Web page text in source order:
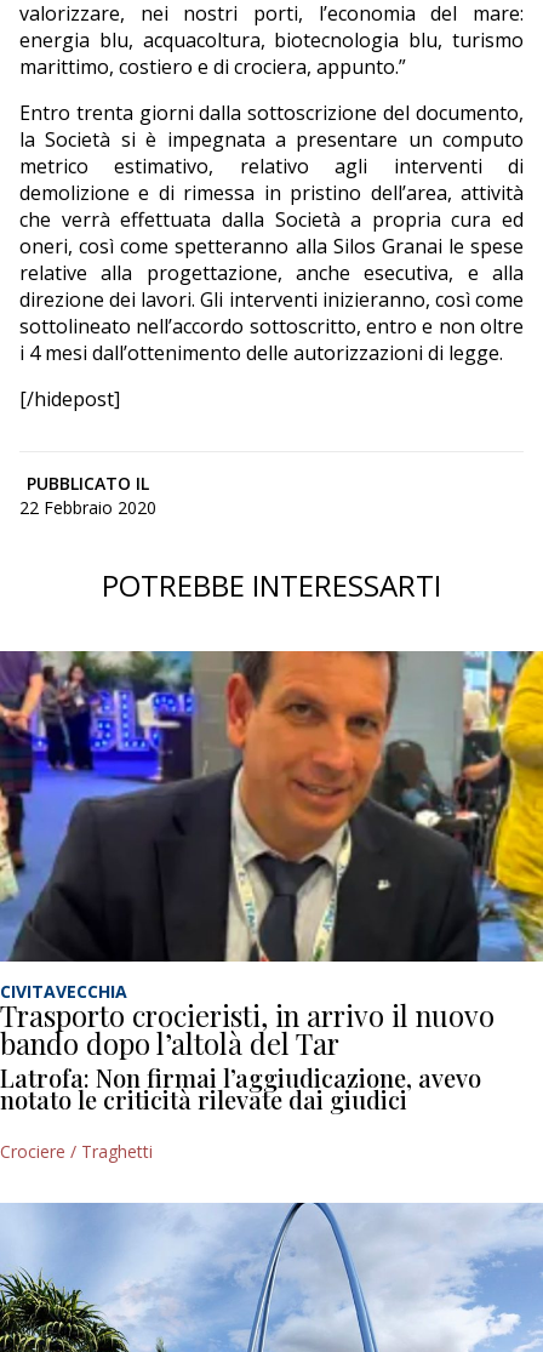
valorizzare, nei nostri porti, l’economia del mare:
energia blu, acquacoltura, biotecnologia blu, turismo
marittimo, costiero e di crociera, appunto.”
Entro trenta giorni dalla sottoscrizione del documento,
la Società si è impegnata a presentare un computo
metrico estimativo, relativo agli interventi di
demolizione e di rimessa in pristino dell’area, attività
che verrà effettuata dalla Società a propria cura ed
oneri, così come spetteranno alla Silos Granai le spese
relative alla progettazione, anche esecutiva, e alla
direzione dei lavori. Gli interventi inizieranno, così come
sottolineato nell’accordo sottoscritto, entro e non oltre
i 4 mesi dall’ottenimento delle autorizzazioni di legge.
[/hidepost]
PUBBLICATO IL
22 Febbraio 2020
POTREBBE INTERESSARTI
CIVITAVECCHIA
Trasporto crocieristi, in arrivo il nuovo
bando dopo l’altolà del Tar
Latrofa: Non firmai l’aggiudicazione, avevo
notato le criticità rilevate dai giudici
Crociere / Traghetti